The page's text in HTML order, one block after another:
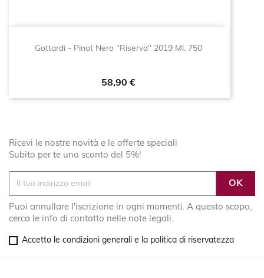
Gottardi - Pinot Nero "Riserva" 2019 Ml. 750
Prezzo
58,90 €
Ricevi le nostre novità e le offerte speciali
Subito per te uno sconto del 5%!
Puoi annullare l'iscrizione in ogni momenti. A questo scopo,
cerca le info di contatto nelle note legali.
Accetto le condizioni generali e la politica di riservatezza